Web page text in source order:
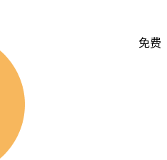
免费